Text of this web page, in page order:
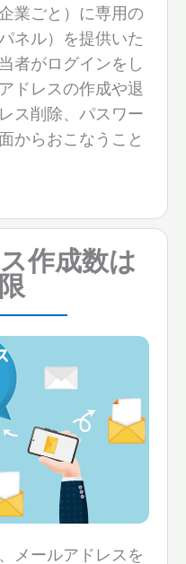
業ごと）に専用の
ネル）を提供いた
者がログインをし
ドレスの作成や退
ス削除、パスワー
からおこなうこと
作成数は
メールアドレスを